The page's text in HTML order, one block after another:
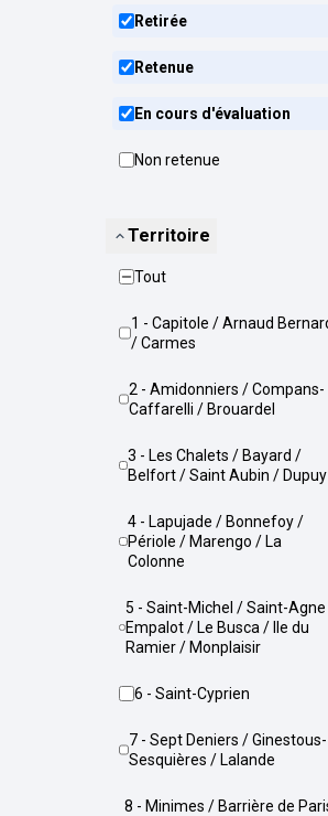
Retirée
Retenue
En cours d'évaluation
Non retenue
Territoire
Tout
1 - Capitole / Arnaud Bernard
/ Carmes
2 - Amidonniers / Compans-
Caffarelli / Brouardel
3 - Les Chalets / Bayard /
Belfort / Saint Aubin / Dupuy
4 - Lapujade / Bonnefoy /
Périole / Marengo / La
Colonne
5 - Saint-Michel / Saint-Agne /
Empalot / Le Busca / Ile du
Ramier / Monplaisir
6 - Saint-Cyprien
7 - Sept Deniers / Ginestous-
Sesquières / Lalande
8 - Minimes / Barrière de Paris